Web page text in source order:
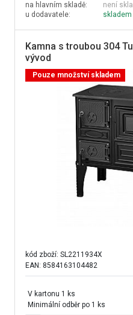
na hlavním skladě:
není
u dodavatele:
skladem
Kamna s troubou 304
vývod
Pouze množství skladem
kód zboží: SL2211934X
EAN: 8584163104482
V kartonu 1 ks
Minimální odběr po 1 ks